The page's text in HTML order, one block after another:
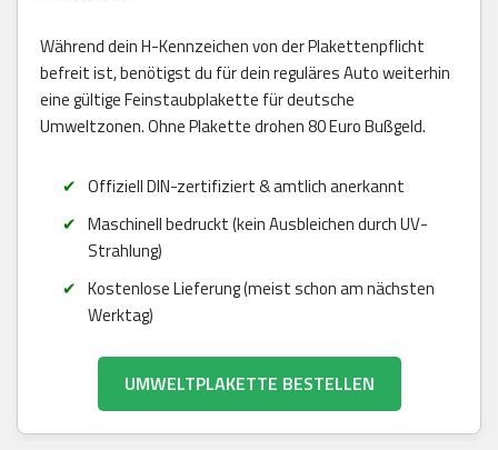
Während dein H-Kennzeichen von der Plakettenpflicht
befreit ist, benötigst du für dein reguläres Auto weiterhin
eine gültige Feinstaubplakette für deutsche
Umweltzonen. Ohne Plakette drohen 80 Euro Bußgeld.
Offiziell DIN-zertifiziert & amtlich anerkannt
Maschinell bedruckt (kein Ausbleichen durch UV-
Strahlung)
Kostenlose Lieferung (meist schon am nächsten
Werktag)
UMWELTPLAKETTE BESTELLEN